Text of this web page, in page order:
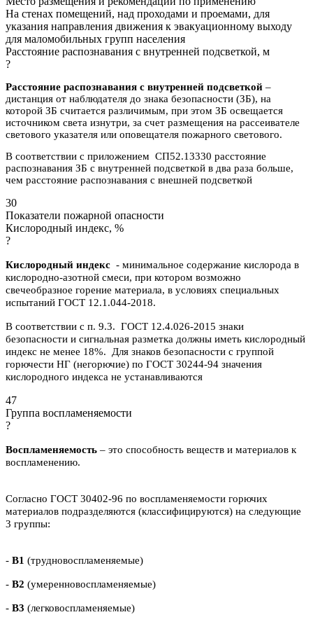
На стенах помещений, над проходами и проемами, для
указания направления движения к эвакуационному выходу
для маломобильных групп населения
Расстояние распознавания с внутренней подсветкой, м
?
Расстояние распознавания с внутренней подсветкой –
дистанция от наблюдателя до знака безопасности (ЗБ), на
которой ЗБ считается различимым, при этом ЗБ освещается
источником света изнутри, за счет размещения на рассеивателе
светового указателя или оповещателя пожарного светового.
В соответствии с приложением СП52.13330 расстояние
распознавания ЗБ с внутренней подсветкой в два раза больше,
чем расстояние распознавания с внешней подсветкой
30
Показатели пожарной опасности
Кислородный индекс, %
?
Кислородный индекс - минимальное содержание кислорода в
кислородно-азотной смеси, при котором возможно
свечеобразное горение материала, в условиях специальных
испытаний ГОСТ 12.1.044-2018.
В соответствии с п. 9.3. ГОСТ 12.4.026-2015 знаки
безопасности и сигнальная разметка должны иметь кислородный
индекс не менее 18%. Для знаков безопасности с группой
горючести НГ (негорючие) по ГОСТ 30244-94 значения
кислородного индекса не устанавливаются
47
Группа воспламеняемости
?
Воспламеняемость – это способность веществ и материалов к
воспламенению.
Согласно ГОСТ 30402-96 по воспламеняемости горючих
материалов подразделяются (классифицируются) на следующие
3 группы:
- В1 (трудновоспламеняемые)
- В2 (умеренновоспламеняемые)
- В3 (легковоспламеняемые)